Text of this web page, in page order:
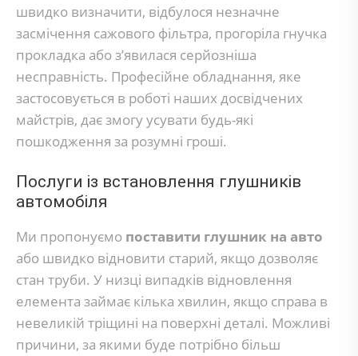
швидко визначити, відбулося незначне
засмічення сажового фільтра, прогоріла гнучка
прокладка або з’явилася серйозніша
несправність. Професійне обладнання, яке
застосовується в роботі наших досвідчених
майстрів, дає змогу усувати будь-які
пошкодження за розумні гроші.
Послуги із встановлення глушників
автомобіля
Ми пропонуємо поставити глушник на авто
або швидко відновити старий, якщо дозволяє
стан труби. У низці випадків відновлення
елемента займає кілька хвилин, якщо справа в
невеликій тріщині на поверхні деталі. Можливі
причини, за якими буде потрібно більш